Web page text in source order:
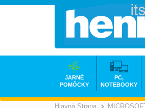
Hlavná Strana
JARNÉ
POMÔCKY
PC,
NOTEBOOKY